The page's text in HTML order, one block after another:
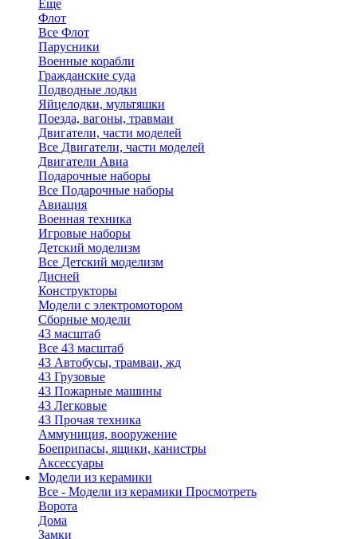
Еще
Флот
Все Флот
Парусники
Военные корабли
Гражданские суда
Подводные лодки
Яйцелодки, мультяшки
Поезда, вагоны, травмаи
Двигатели, части моделей
Все Двигатели, части моделей
Двигатели Авиа
Подарочные наборы
Все Подарочные наборы
Авиация
Военная техника
Игровые наборы
Детский моделизм
Все Детский моделизм
Дисней
Конструкторы
Модели с электромотором
Сборные модели
43 масштаб
Все 43 масштаб
43 Автобусы, трамваи, жд
43 Грузовые
43 Пожарные машины
43 Легковые
43 Прочая техника
Аммуниция, вооружение
Боеприпасы, ящики, канистры
Аксессуары
Модели из керамики
Все - Модели из керамики Просмотреть
Ворота
Дома
Замки